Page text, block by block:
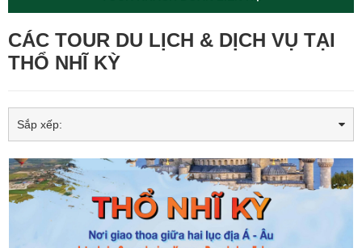
CÁC TOUR DU LỊCH & DỊCH VỤ TẠI
THỔ NHĨ KỲ
Sắp xếp: